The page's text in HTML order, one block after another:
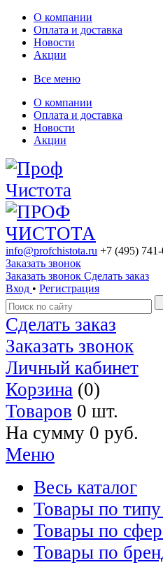
О компании
Оплата и доставка
Новости
Акции
Все меню
О компании
Оплата и доставка
Новости
Акции
info@profchistota.ru +7 (495)
Заказать звонок
Заказать звонок Сделать заказ
Вход • Регистрация
Сделать заказ
Заказать звонок
Личный кабинет
Корзина (0)
Товаров 0 шт.
На сумму 0 руб.
Меню
Весь каталог
Товары по
Товары по
Товары по